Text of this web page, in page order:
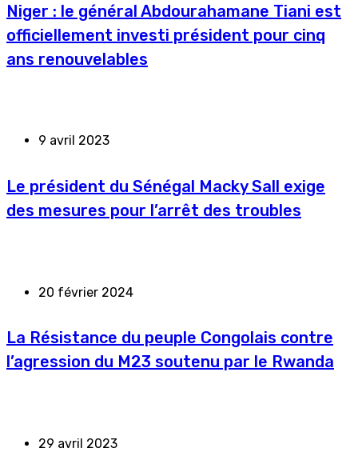
Niger : le général Abdourahamane Tiani est
officiellement investi président pour cinq
ans renouvelables
9 avril 2023
Le président du Sénégal Macky Sall exige
des mesures pour l’arrêt des troubles
20 février 2024
La Résistance du peuple Congolais contre
l’agression du M23 soutenu par le Rwanda
29 avril 2023